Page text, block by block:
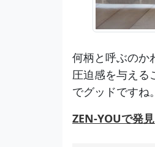
何柄と呼ぶのか
圧迫感を与える
でグッドですね。
ZEN-YOUで発見